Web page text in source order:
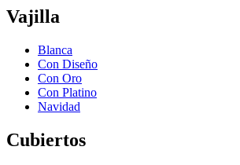
Vajilla
Blanca
Con Diseño
Con Oro
Con Platino
Navidad
Cubiertos